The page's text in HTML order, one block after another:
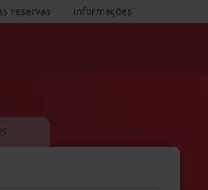
Informações
reservas